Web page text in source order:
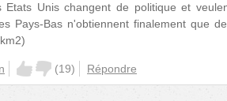
Etats Unis changent de politique et
Pays-Bas n'obtiennent finalement que
(19) Répondre